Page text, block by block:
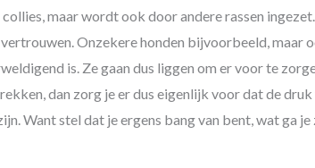
maar wordt ook door andere rassen
Onzekere honden bijvoorbeeld, maar
is. Ze gaan dus liggen om er voor te
dan zorg je er dus eigenlijk voor dat de
Want stel dat je ergens bang van bent, wat ga je